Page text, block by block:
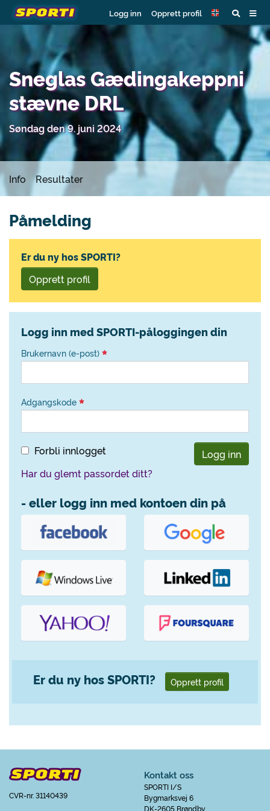
Logg inn Opprett profil
Sneglas Gædingakeppni
stævne DRL
Søndag den 9. juni 2024
Info Resultater
Påmelding
Er du ny hos SPORTI?
Opprett profil
Logg inn med SPORTI-påloggingen din
Brukernavn (e-post)
Adgangskode
Forbli innlogget
Logg inn
Har du glemt passordet ditt?
- eller logg inn med kontoen din på
Er du ny hos SPORTI? Opprett profil
CVR-nr. 31140439
Kontakt oss
SPORTI I/S
Bygmarksvej 6
DK-2605 Brøndby